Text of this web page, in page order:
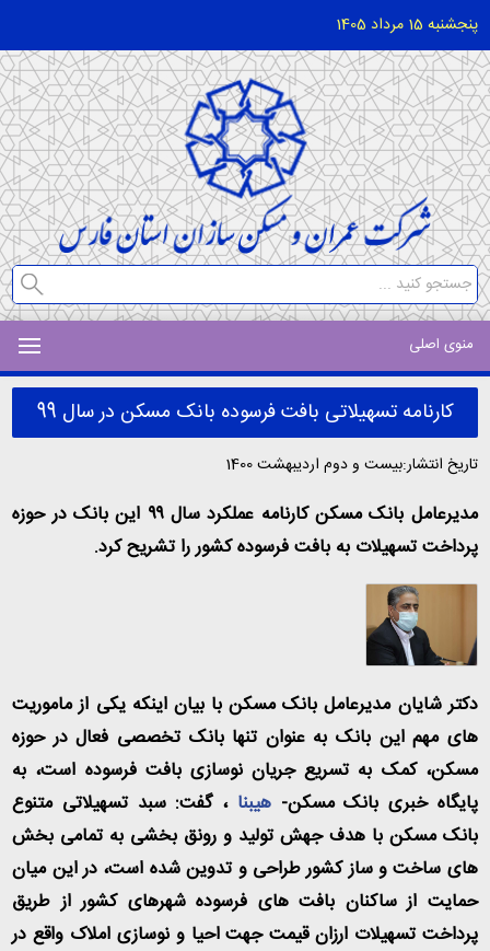
پنجشنبه 15 مرداد 1405
منوی اصلی
کارنامه تسهیلاتی بافت فرسوده بانک مسکن در سال 99
تاریخ انتشار:بیست و دوم اردیبهشت 1400
مدیرعامل بانک مسکن کارنامه عملکرد سال ۹۹ این بانک در حوزه
پرداخت تسهیلات به بافت فرسوده کشور را تشریح کرد.
دکتر شایان مدیرعامل بانک مسکن با بیان اینکه یکی از ماموریت
های مهم این بانک به عنوان تنها بانک تخصصی فعال در حوزه
مسکن، کمک به تسریع جریان نوسازی بافت فرسوده است، به
پایگاه خبری بانک مسکن- هیبنا، گفت: سبد تسهیلاتی متنوع
بانک مسکن با هدف جهش تولید و رونق بخشی به تمامی بخش
های ساخت و ساز کشور طراحی و تدوین شده است، در این میان
حمایت از ساکنان بافت های فرسوده شهرهای کشور از طریق
پرداخت تسهیلات ارزان قیمت جهت احیا و نوسازی املاک واقع در